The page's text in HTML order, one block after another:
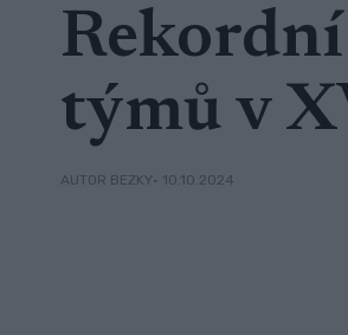
týmů v
AUTOR BEZKY• 10.10.2024